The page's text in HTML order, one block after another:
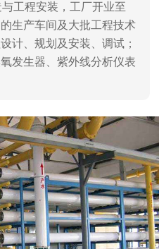
工程安装，工厂开业至
生产车间及大批工程技术
计、规划及安装、调试；
发生器、紫外线分析仪表